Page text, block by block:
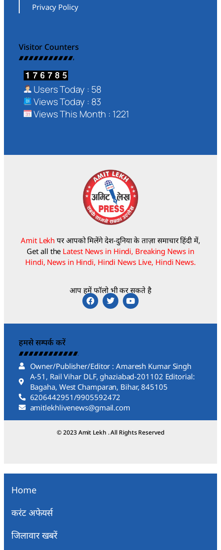
Privacy Policy
Visitor Counters
Users Today : 58
Views Today : 83
Views This Month : 1221
Amit Lekh पर आपको मिलेंगे देश-दुनिया के ताज़ा समाचार हिंदी में,
Get all the Latest News in Hindi, Breaking News in
Hindi, News in Hindi, Hindi News Live, Hindi News.
आप हमें फॉलो भी कर सकते है
हमसे सम्पर्क करें
Owner/Publisher/Editor : Amaresh Kumar Singh
A-51, Rail Vihar DLF, ghaziabad-201102 Editorial:
Bagaha, West Champaran, Bihar, 845105
6206442951/9905592472
amitlekhlivenews@gmail.com
© 2023 Amit Lekh . All Rights Reserved
Home
करंट अफेयर्स
जिलावार खबरें